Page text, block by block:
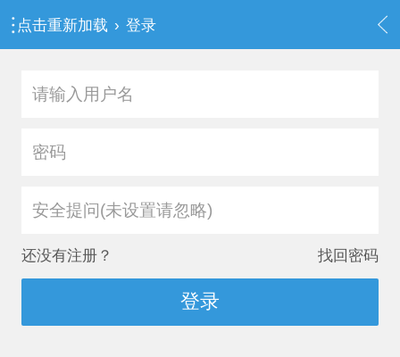
点击重新加载 › 登录
安全提问(未设置请忽略)
还没有注册？ 找回密码
登录